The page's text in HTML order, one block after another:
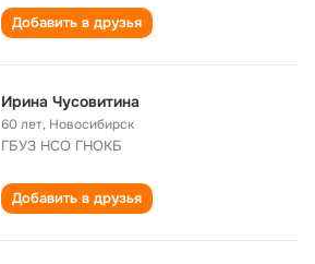
Добавить в друзья
Ирина Чусовитина
60 лет, Новосибирск
ГБУЗ НСО ГНОКБ
Добавить в друзья